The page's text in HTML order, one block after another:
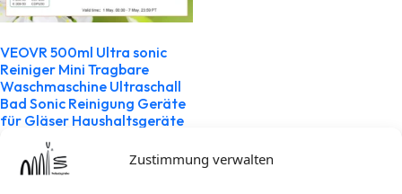
Zustimmung verwalten
VEOVR 500ml Ultra sonic
Reiniger Mini Tragbare
Waschmaschine Ultraschall
Bad Sonic Reinigung Geräte
für Gläser Haushaltsgeräte
inkl. MwSt
zzgl.Versandkosten